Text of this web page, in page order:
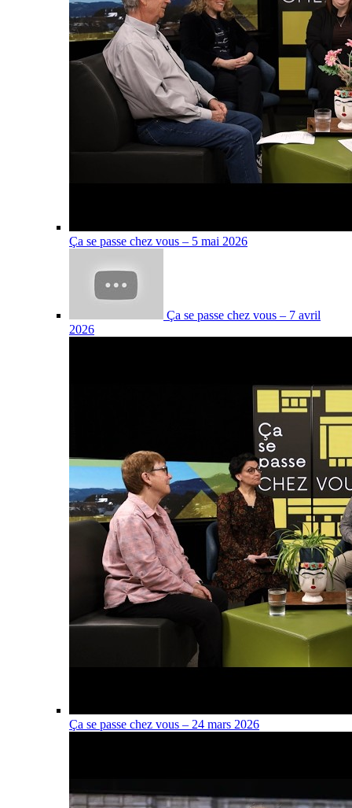
Ça se passe chez vous – 5 mai 2026
Ça se passe chez vous – 7 avril
2026
Ça se passe chez vous – 24 mars 2026